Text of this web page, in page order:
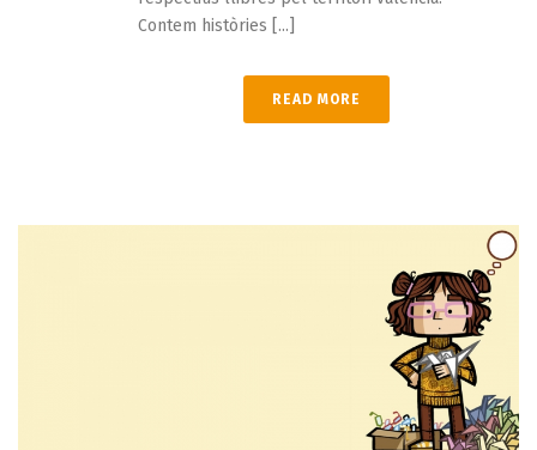
Contem històries [...]
READ MORE